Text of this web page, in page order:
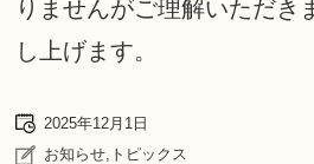
りませんがご理解いただき
し上げます。
2025年12月1日
お知らせ, トピックス